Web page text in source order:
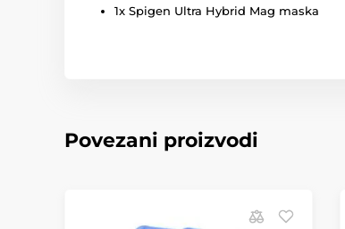
1x Spigen Ultra Hybrid Mag maska
Povezani proizvodi